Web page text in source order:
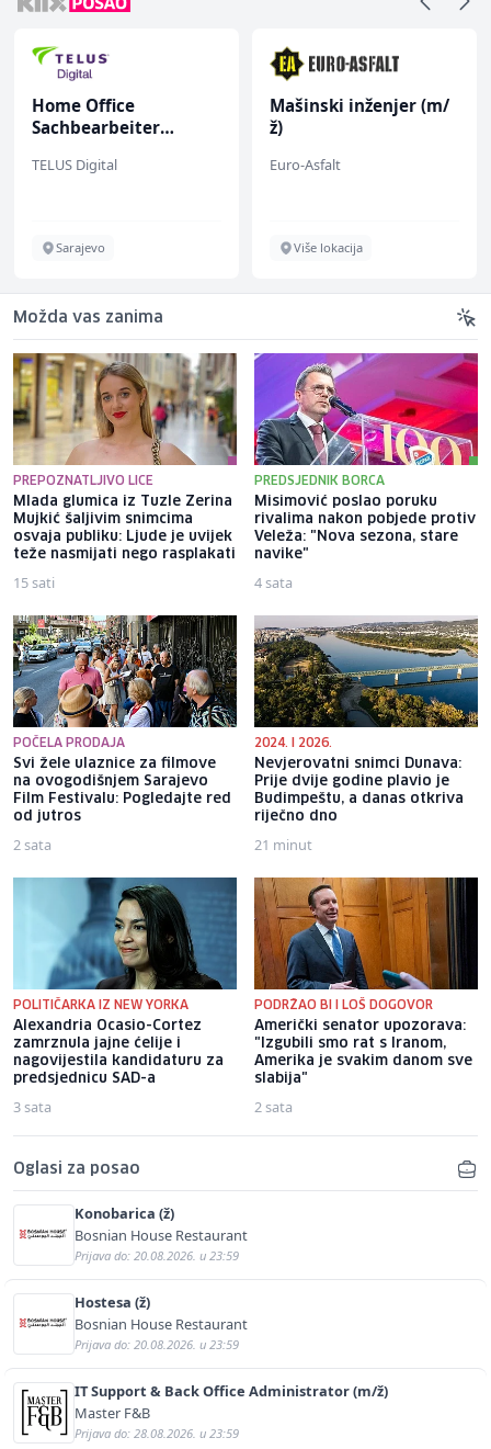
Home Office
Sachbearbeiter
bekannten deutschen
TELUS Digital
Sarajevo
Mašinski inženjer (m/
ž)
Euro-Asfalt
Više lokacija
Možda vas zanima
PREPOZNATLJIVO LICE
Mlada glumica iz Tuzle Zerina
Mujkić šaljivim snimcima
osvaja publiku: Ljude je uvijek
teže nasmijati nego rasplakati
15 sati
PREDSJEDNIK BORCA
Misimović poslao poruku
rivalima nakon pobjede protiv
Veleža: "Nova sezona, stare
navike"
4 sata
POČELA PRODAJA
Svi žele ulaznice za filmove
na ovogodišnjem Sarajevo
Film Festivalu: Pogledajte red
od jutros
2 sata
2024. I 2026.
Nevjerovatni snimci Dunava:
Prije dvije godine plavio je
Budimpeštu, a danas otkriva
riječno dno
21 minut
POLITIČARKA IZ NEW YORKA
Alexandria Ocasio-Cortez
zamrznula jajne ćelije i
nagovijestila kandidaturu za
predsjednicu SAD-a
3 sata
PODRŽAO BI I LOŠ DOGOVOR
Američki senator upozorava:
"Izgubili smo rat s Iranom,
Amerika je svakim danom sve
slabija"
2 sata
Oglasi za posao
Konobarica (ž)
Bosnian House Restaurant
Prijava do: 20.08.2026. u 23:59
Hostesa (ž)
Bosnian House Restaurant
Prijava do: 20.08.2026. u 23:59
IT Support & Back Office Administrator (m/ž)
Master F&B
Prijava do: 28.08.2026. u 23:59